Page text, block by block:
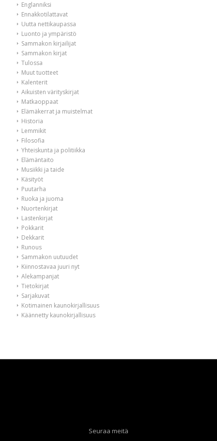
Englanniksi
Ennakkotilattavat
Uutta nettikaupassa
Luonto ja ympäristö
Sammakon kirjailijat
Sammakon kirjat
Tulossa
Muut tuotteet
Kalenterit
Aikuisten värityskirjat
Matkaoppaat
Elämäkerrat ja muistelmat
Historia
Lemmikit
Filosofia
Yhteiskunta ja politiikka
Elämäntaito
Musiikki ja taide
Käsityöt
Puutarha
Ruoka ja juoma
Nuortenkirjat
Lastenkirjat
Pokkarit
Dekkarit
Runous
Sammakon uutuudet
Kiinnostavaa juuri nyt
Alekampanjat
Tietokirjat
Sarjakuvat
Kotimainen kaunokirjallisuus
Käännetty kaunokirjallisuus
Seuraa meitä